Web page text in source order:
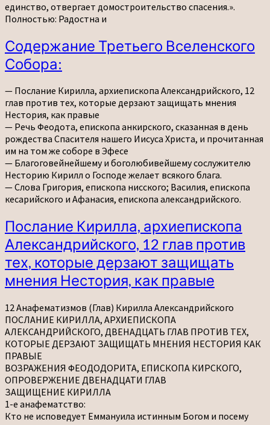
в
Эфесе.
единство, отвергает домостроительство спасения.».
Полностью: Радостна и
Содержание
Третьего
Вселенского
Содержание Третьего Вселенского
Собора:
— Послание Кирилла, архиепископа Александрийского, 12
глав против тех, которые дерзают защищать мнения
Нестория, как правые
— Речь Феодота, епископа анкирского, сказанная в день
рождества Спасителя нашего Иисуса Христа, и прочитанная
им на том же соборе в Эфесе
— Благоговейнейшему и боголюбивейшему сослужителю
Несторию Кирилл о Господе желает всякого блага.
— Слова Григория, епископа нисского; Василия, епископа
кесарийского и Афанасия, епископа александрийского.
Послание
Кирилла,
архиепископа
Александрийского,
12
глав
тех,
которые
дерзают
защищать
мнения
Нестория,
как
правые
Послание Кирилла, архиепископа
Александрийского, 12 глав против
тех, которые дерзают защищать
мнения Нестория, как правые
12 Анафематизмов (Глав) Кирилла Александрийского
ПОСЛАНИЕ КИРИЛЛА, АРХИЕПИСКОПА
АЛЕКСАНДРИЙСКОГО, ДВЕНАДЦАТЬ ГЛАВ ПРОТИВ ТЕХ,
КОТОРЫЕ ДЕРЗАЮТ ЗАЩИЩАТЬ МНЕНИЯ НЕСТОРИЯ КАК
ПРАВЫЕ
ВОЗРАЖЕНИЯ ФЕОДОДОРИТА, ЕПИСКОПА КИРСКОГО,
ОПРОВЕРЖЕНИЕ ДВЕНАДЦАТИ ГЛАВ
ЗАЩИЩЕНИЕ КИРИЛЛА
1-е анафематство:
Кто не исповедует Еммануила истинным Богом и посему